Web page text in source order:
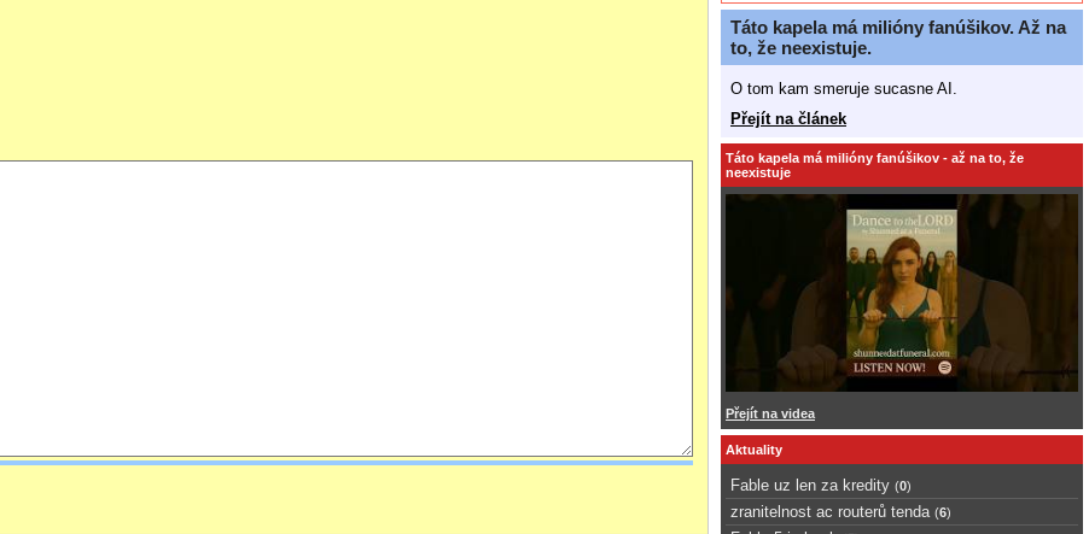
Táto kapela má milióny fanúšikov. Až na
to, že neexistuje.
O tom kam smeruje sucasne AI.
Přejít na článek
Táto kapela má milióny fanúšikov - až na to, že
neexistuje
Přejít na videa
Aktuality
Fable uz len za kredity (0)
zranitelnost ac routerů tenda (6)